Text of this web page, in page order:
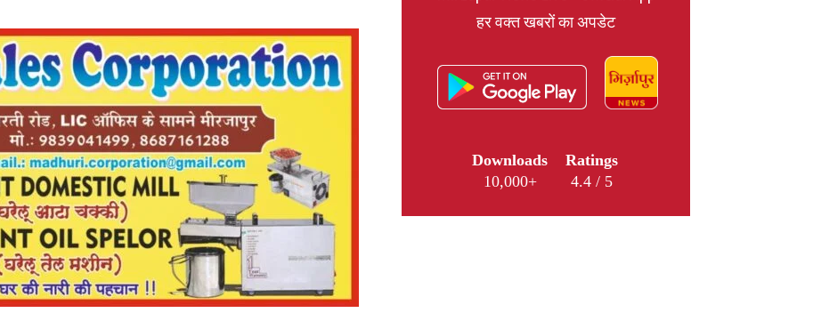
News,
Latest
हर वक्त खबरों का अपडेट
Downloads
10,000+
Ratings
4.4 / 5